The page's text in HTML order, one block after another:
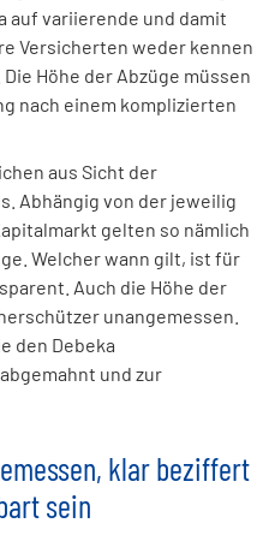
auf variierende und damit
Versicherten weder kennen
Höhe der Abzüge müssen
nach einem komplizierten
aus Sicht der
Abhängig von der jeweilig
gelten so nämlich
Welcher wann gilt, ist für
Auch die Höhe der
unangemessen.
den Debeka
und zur
klar beziffert
sein